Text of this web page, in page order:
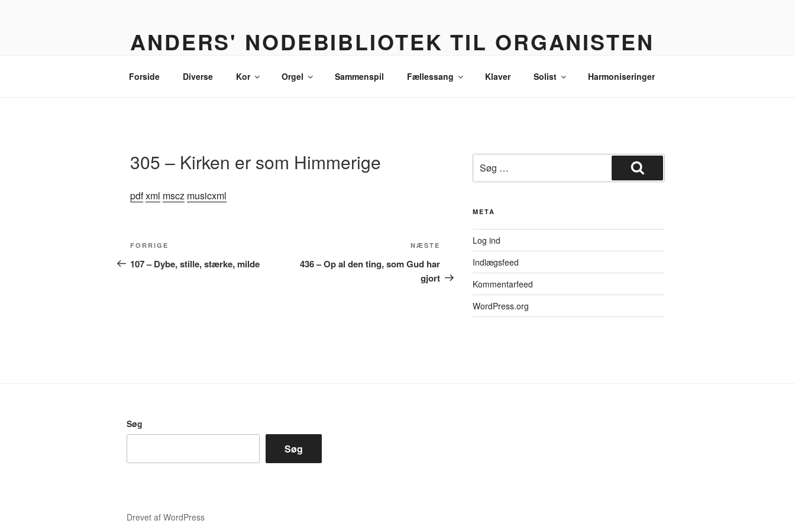
ANDERS' NODEBIBLIOTEK TIL ORGANISTEN
Forside Diverse Kor Orgel Sammenspil Fællessang Klaver Solist Harmoniseringer
305 – Kirken er som Himmerige
pdfxml mscz musicxml
Indlægsnavigation
Forrige
indlæg
FORRIGE
107 – Dybe, stille, stærke, milde
indlæg
NÆSTE
436 – Op al den ting, som Gud har
gjort
efter:
Søg
META
Log ind
Indlægsfeed
Kommentarfeed
WordPress.org
Søg
Søg
Drevet af WordPress